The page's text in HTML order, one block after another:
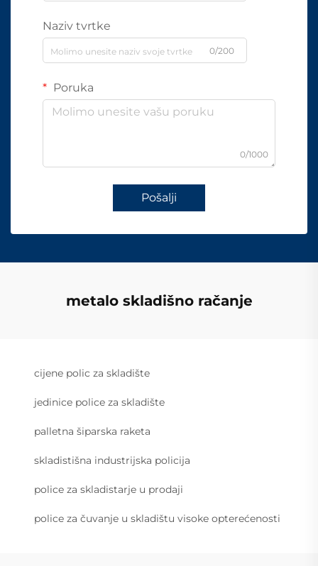
Naziv tvrtke
0/200
Poruka
0/1000
Pošalji
metalo skladišno račanje
cijene polic za skladište
jedinice police za skladište
palletna šiparska raketa
skladistišna industrijska policija
police za skladistarje u prodaji
police za čuvanje u skladištu visoke opterećenosti